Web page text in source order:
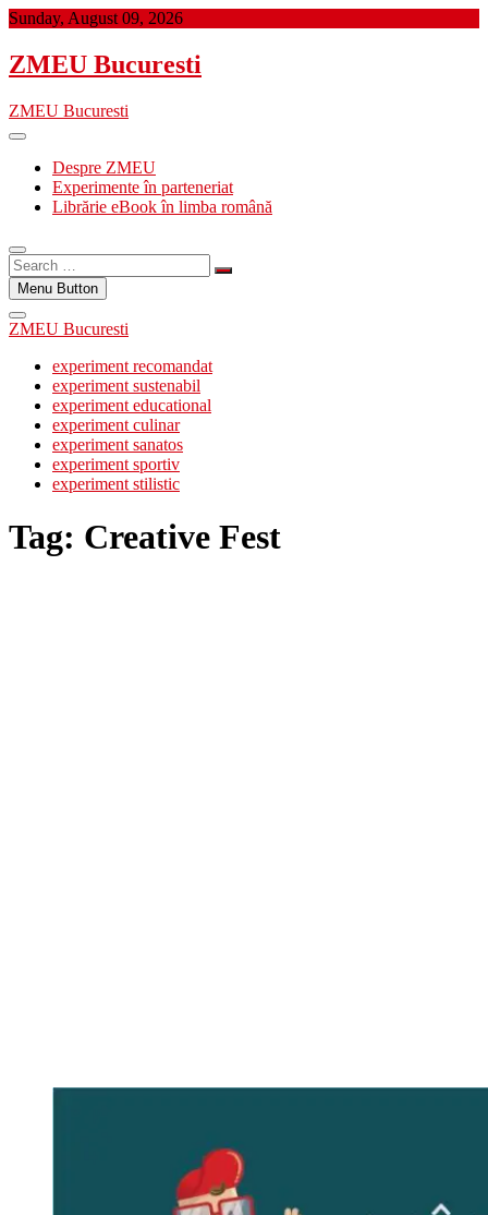
Skip
content
Sunday, August 09, 2026
ZMEU Bucuresti
ZMEU Bucuresti
Despre ZMEU
Experimente în parteneriat
Librărie eBook în limba română
Search
…Menu Button
ZMEU Bucuresti
experiment recomandat
experiment sustenabil
experiment educational
experiment culinar
experiment sanatos
experiment sportiv
experiment stilistic
Tag: Creative Fest